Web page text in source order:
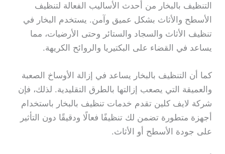
التنظيف بالبخار من أحدث الأساليب الفعالة لتنظيف
الأسطح والأثاث بشكل عميق وآمن. يستخدم البخار في
تنظيف الأثاث والسجاد والستائر وحتى الأرضيات، مما
يساعد في القضاء على البكتيريا والروائح الكريهة.
كما أن التنظيف بالبخار يساعد في إزالة الأوساخ الصعبة
والعميقة التي يصعب إزالتها بالطرق التقليدية. لذلك، فإن
شركة لايف كلين تقدم خدمات تنظيف بالبخار باستخدام
أجهزة متطورة تضمن لك تنظيفًا فعالًا ودقيقًا دون التأثير
على جودة الأسطح أو الأثاث.